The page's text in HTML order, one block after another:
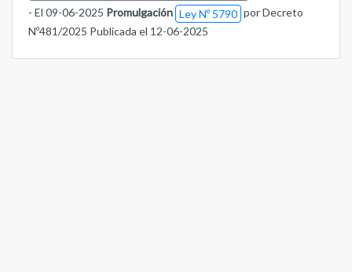
- El 09-06-2025 Promulgación Ley Nº 5790 por Decreto
Nº481/2025 Publicada el 12-06-2025